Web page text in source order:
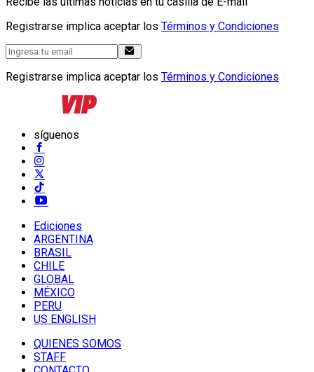
Registrarse implica aceptar los Términos y Condiciones
Registrarse implica aceptar los Términos y Condiciones
síguenos
Ediciones
ARGENTINA
BRASIL
CHILE
GLOBAL
MÉXICO
PERU
US ENGLISH
QUIENES SOMOS
STAFF